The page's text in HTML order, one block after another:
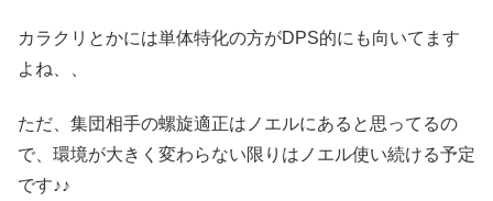
カラクリとかには単体特化の方がDPS的にも向いてます
よね、、
ただ、集団相手の螺旋適正はノエルにあると思ってるの
で、環境が大きく変わらない限りはノエル使い続ける予定
です♪♪